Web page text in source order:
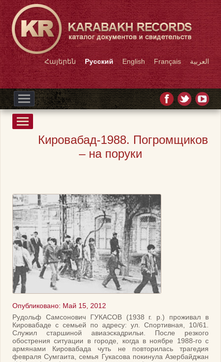
Հայերեն Русский English Français العربية
Кировабад-1988. Погромщиков
– на поруки
Опубликовано: Май 15, 2012
Рудольф Самсонович ГУКАСОВ (1938 г. р.) проживал в
Кировабаде с семьей по адресу: ул. Спортивная, 10/61.
Служил старшиной авиаэскадрильи. После резкого
обострения ситуации в городе, когда в ноябре 1988-го с
армянами Кировабада чуть не повторилась трагедия
февраля Сумгаита, семья Гукасова покинула Азербайджан